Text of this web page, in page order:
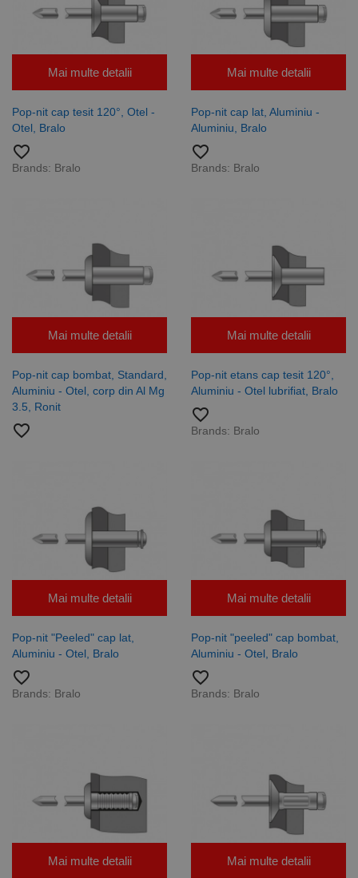
Mai multe detalii
Pop-nit cap tesit 120°, Otel -
Otel, Bralo
favorite_border
Brands: Bralo
Mai multe detalii
Pop-nit cap lat, Aluminiu -
Aluminiu, Bralo
favorite_border
Brands: Bralo
Mai multe detalii
Pop-nit cap bombat, Standard,
Aluminiu - Otel, corp din Al Mg
3.5, Ronit
favorite_border
Mai multe detalii
Pop-nit etans cap tesit 120°,
Aluminiu - Otel lubrifiat, Bralo
favorite_border
Brands: Bralo
Mai multe detalii
Pop-nit "Peeled" cap lat,
Aluminiu - Otel, Bralo
favorite_border
Brands: Bralo
Mai multe detalii
Pop-nit "peeled" cap bombat,
Aluminiu - Otel, Bralo
favorite_border
Brands: Bralo
Mai multe detalii Mai multe detalii
campanii
pentru
de analiză a
site-urilor.
_ga_DLLLWQBGGX
2 ani
Acest cookie
Analytics
pentru a